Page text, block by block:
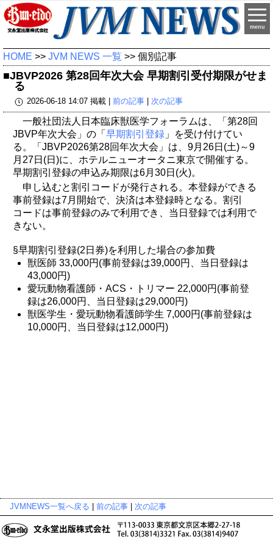
menu
HOME >> JVM NEWS 一覧 >> 個別記事
■JBVP2026 第28回年次大会 早期割引受付期限がせま
る
2026-06-18 14:07 掲載 | 前の記事| 次の記事
一般社団法人日本臨床獣医学フォーラムは、「第28回
JBVP年次大会」の「 早期割引登録 」を受け付けてい
る。「JBVP2026第28回年次大会」は、9月26日(土)～9
月27日(日)に、ホテルニューオータニ東京で開催する。
早期割引登録の申込み期限は6月30日(火)。
申し込むと割引コードが発行される。本登録ができる
事前登録は7月開始で、決済は本登録時となる。割引
コードは事前登録のみで利用でき、当日登録では利用で
きない。
§早期割引登録(2日券)を利用した場合の参加費
獣医師 33,000円(事前登録は39,000円、当日登録は
43,000円)
愛玩動物看護師・ACS・トリマー 22,000円(事前登
録は26,000円、当日登録は29,000円)
獣医学生・愛玩動物看護師学生 7,000円(事前登録は
10,000円、当日登録は12,000円)
JVMNEWS一覧へ戻る 前の記事 次の記事